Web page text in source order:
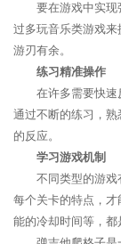
要在游戏中实
过多玩音乐类游戏
游刃有余。
练习精准操作
在许多需要快
通过不断的练习，
的反应。
学习游戏机制
不同类型的游
每个关卡的特点，
能的冷却时间等，都